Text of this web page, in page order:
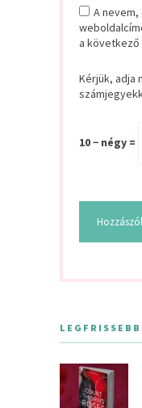
A nevem,
a következő
Kérjük, adja
10 − négy =